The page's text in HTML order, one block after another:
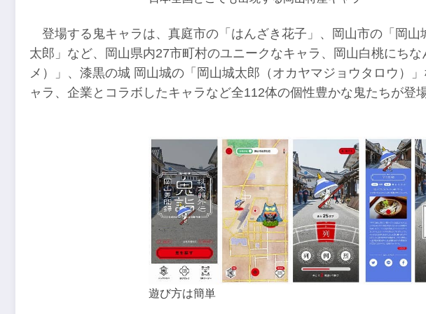
登場する鬼キャラは、真庭市の「はんざき花子」、岡山市の「岡
太郎」など、岡山県内27市町村のユニークなキャラ、岡山白桃にち
メ）」、漆黒の城 岡山城の「岡山城太郎（オカヤマジョウタロウ）
ャラ、企業とコラボしたキャラなど全112体の個性豊かな鬼たちが登
遊び方は簡単